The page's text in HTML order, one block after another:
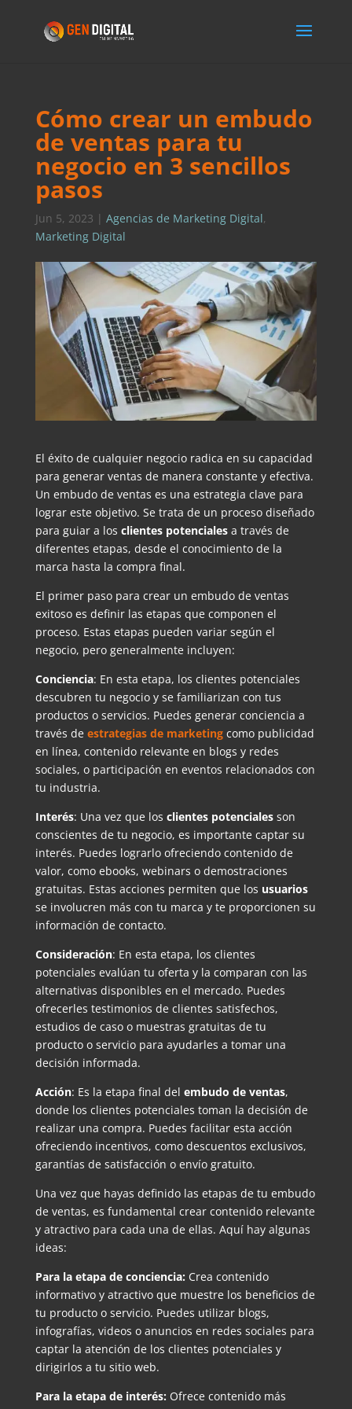
Cómo crear un embudo
de ventas para tu
negocio en 3 sencillos
pasos
Jun 5, 2023 | Agencias de Marketing Digital,
Marketing Digital
El éxito de cualquier negocio radica en su capacidad
para generar ventas de manera constante y efectiva.
Un embudo de ventas es una estrategia clave para
lograr este objetivo. Se trata de un proceso diseñado
para guiar a los clientes potencialesa través de
diferentes etapas, desde el conocimiento de la
marca hasta la compra final.
El primer paso para crear un embudo de ventas
exitoso es definir las etapas que componen el
proceso. Estas etapas pueden variar según el
negocio, pero generalmente incluyen:
Conciencia: En esta etapa, los clientes potenciales
descubren tu negocio y se familiarizan con tus
productos o servicios. Puedes generar conciencia a
través de estrategias de marketingcomo publicidad
en línea, contenido relevante en blogs y redes
sociales, o participación en eventos relacionados con
tu industria.
Interés: Una vez que los clientes potencialesson
conscientes de tu negocio, es importante captar su
interés. Puedes lograrlo ofreciendo contenido de
valor, como ebooks, webinars o demostraciones
gratuitas. Estas acciones permiten que los usuarios
se involucren más con tu marca y te proporcionen su
información de contacto.
Consideración: En esta etapa, los clientes
potenciales evalúan tu oferta y la comparan con las
alternativas disponibles en el mercado. Puedes
ofrecerles testimonios de clientes satisfechos,
estudios de caso o muestras gratuitas de tu
producto o servicio para ayudarles a tomar una
decisión informada.
Acción: Es la etapa final del embudo de ventas,
donde los clientes potenciales toman la decisión de
realizar una compra. Puedes facilitar esta acción
ofreciendo incentivos, como descuentos exclusivos,
garantías de satisfacción o envío gratuito.
Una vez que hayas definido las etapas de tu embudo
de ventas, es fundamental crear contenido relevante
y atractivo para cada una de ellas. Aquí hay algunas
ideas:
Para la etapa de conciencia: Crea contenido
informativo y atractivo que muestre los beneficios de
tu producto o servicio. Puedes utilizar blogs,
infografías, videos o anuncios en redes sociales para
captar la atención de los clientes potenciales y
dirigirlos a tu sitio web.
Para la etapa de interés: Ofrece contenido más